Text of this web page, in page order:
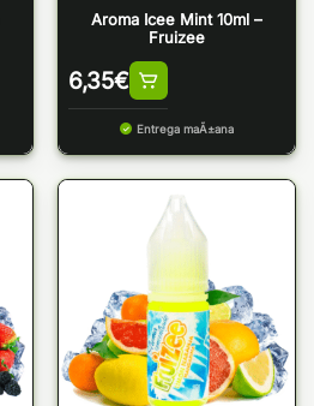
Aroma Icee Mint 10ml –
Fruizee
6,35€
Entrega maÃ±ana